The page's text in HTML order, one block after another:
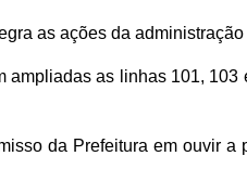
as ações da
ampliadas as linhas 101,
da Prefeitura em ouvir